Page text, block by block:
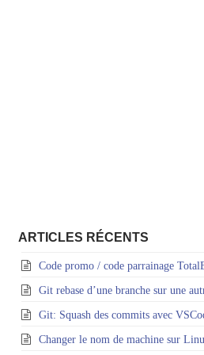
ARTICLES RÉCENTS
Code promo / code parrainage
Git rebase d’une branche sur une
Git: Squash des commits avec
Changer le nom de machine sur